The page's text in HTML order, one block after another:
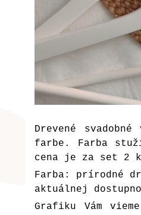
Drevené
farbe. Farba
cena je za set 2
Farba: prírodné
aktuálnej
Grafiku Vám